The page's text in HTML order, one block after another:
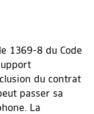
1369-8 du Code
du contrat
passer sa
La